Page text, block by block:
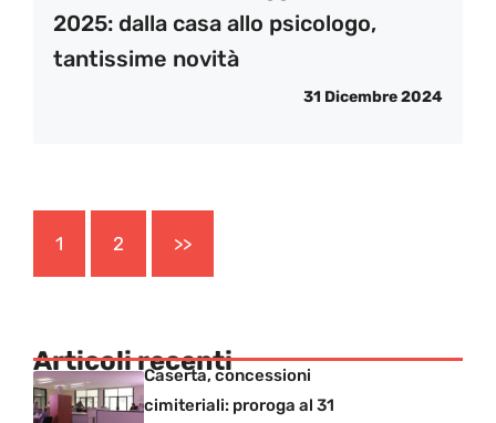
2025: dalla casa allo psicologo,
tantissime novità
31 Dicembre 2024
1 2 >>
Articoli recenti
Caserta, concessioni
cimiteriali: proroga al 31